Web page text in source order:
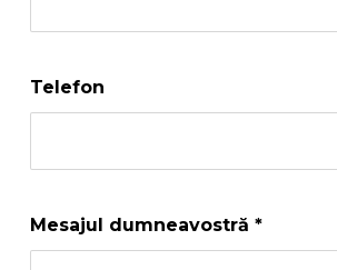
Telefon
Mesajul dumneavostră *